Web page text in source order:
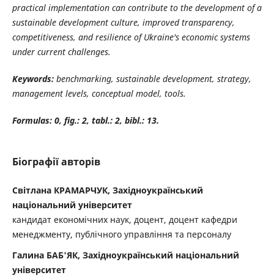
practical implementation can contribute to the development of a
sustainable development culture, improved transparency,
competitiveness, and resilience of Ukraine's economic systems
under current challenges.
Keywords:benchmarking, sustainable development, strategy,
management levels, conceptual model, tools.
Formulas: 0, fig.: 2, tabl.: 2, bibl.: 13.
Біографії авторів
Світлана КРАМАРЧУК, Західноукраїнський
національний університет
кандидат економічних наук, доцент, доцент кафедри
менеджменту, публічного управління та персоналу
Галина БАБ'ЯК, Західноукраїнський національний
університет